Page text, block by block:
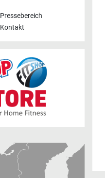
Pressebereich
Kontakt